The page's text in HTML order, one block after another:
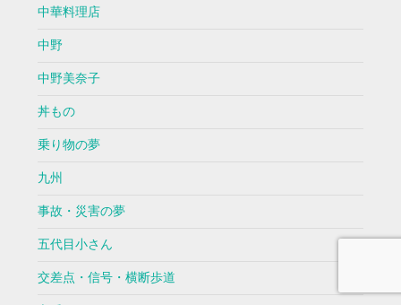
中華料理店
中野
中野美奈子
丼もの
乗り物の夢
九州
事故・災害の夢
五代目小さん
交差点・信号・横断歩道